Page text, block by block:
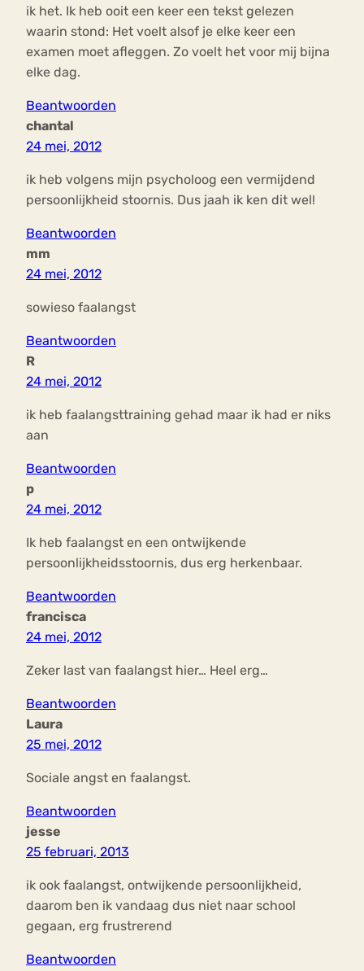
ik het. Ik heb ooit een keer een tekst gelezen
waarin stond: Het voelt alsof je elke keer een
examen moet afleggen. Zo voelt het voor mij bijna
elke dag.
Beantwoorden
chantal
24 mei, 2012
ik heb volgens mijn psycholoog een vermijdend
persoonlijkheid stoornis. Dus jaah ik ken dit wel!
Beantwoorden
mm
24 mei, 2012
sowieso faalangst
Beantwoorden
R
24 mei, 2012
ik heb faalangsttraining gehad maar ik had er niks
aan
Beantwoorden
p
24 mei, 2012
Ik heb faalangst en een ontwijkende
persoonlijkheidsstoornis, dus erg herkenbaar.
Beantwoorden
francisca
24 mei, 2012
Zeker last van faalangst hier… Heel erg…
Beantwoorden
Laura
25 mei, 2012
Sociale angst en faalangst.
Beantwoorden
jesse
25 februari, 2013
ik ook faalangst, ontwijkende persoonlijkheid,
daarom ben ik vandaag dus niet naar school
gegaan, erg frustrerend
Beantwoorden